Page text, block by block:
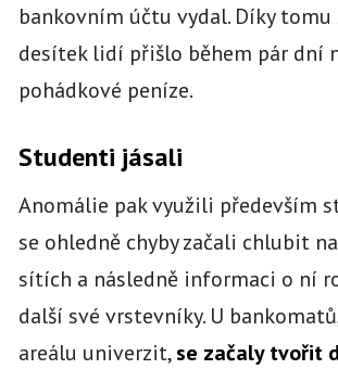
bankovním účtu vydal. Díky
desítek lidí přišlo během pár dní
pohádkové peníze.
Studenti jásali
Anomálie pak využili především
se ohledně chyby začali chlubit
sítích a následně informaci o ní
další své vrstevníky. U
areálu univerzit,se začaly tvořit